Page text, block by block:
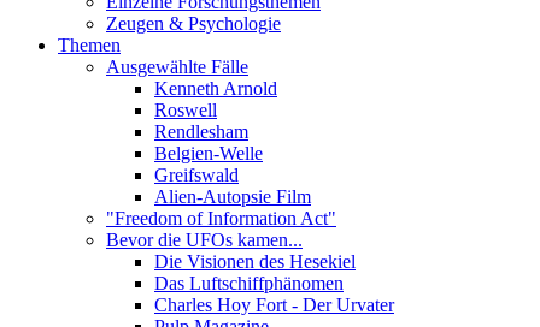
Zeugen & Psychologie
Themen
Ausgewählte Fälle
Kenneth Arnold
Roswell
Rendlesham
Belgien-Welle
Greifswald
Alien-Autopsie Film
"Freedom of Information Act"
Bevor die UFOs kamen...
Die Visionen des Hesekiel
Das Luftschiffphänomen
Charles Hoy Fort - Der Urvater